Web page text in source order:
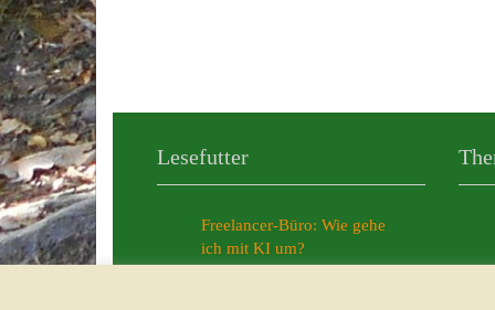
Lesefutter
Freelancer-Büro: Wie gehe
ich mit KI um?